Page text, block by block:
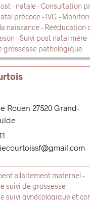
- natale
Consultation
précoce
IVG
naissance
Rééducation
Suivi post natal mère
grossesse pathologique
Rouen 27520 Grand-
allaitement maternel
suivi de grossesse
suivi gynécologique et